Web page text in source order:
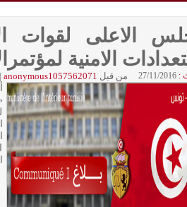
الاعلى لقوات
الامنية
:
27/11/2016 من قبل anonymous1057562071
|